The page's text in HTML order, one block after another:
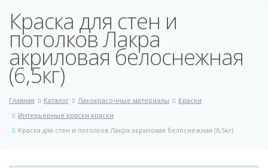
Краска для стен и
потолков Лакра
акриловая белоснежная
(6,5кг)
Главная Каталог Лакокрасочные материалы
Краски
Интерьерные краски краски
Краска для стен и потолков Лакра акриловая белоснежная (6,5кг)